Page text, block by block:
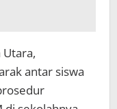
Utara,
antar siswa